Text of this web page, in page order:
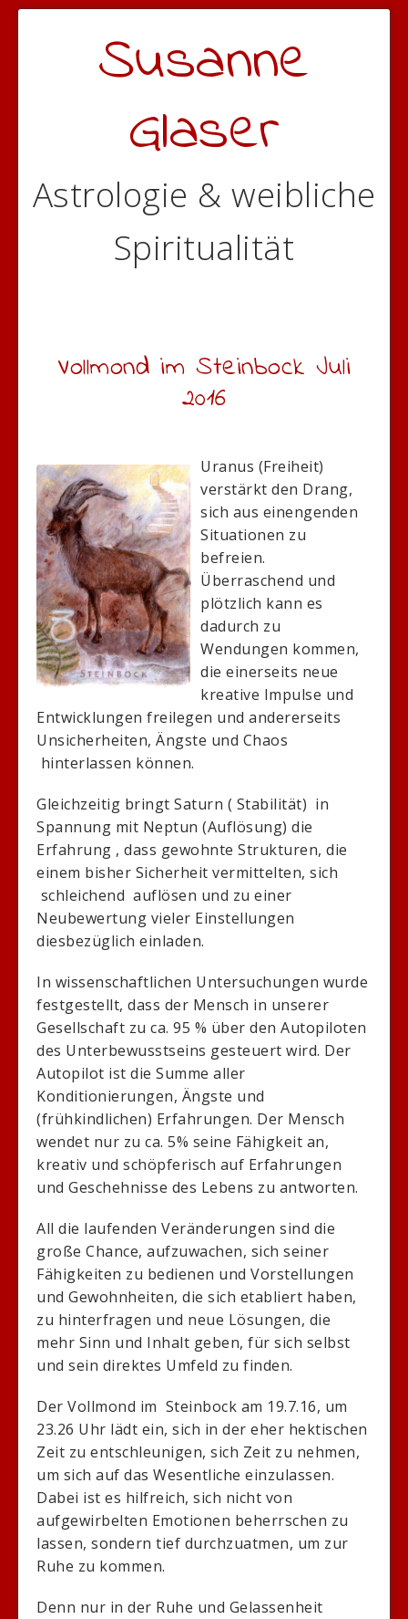
Susanne
Glaser
Astrologie & weibliche
Spiritualität
Vollmond im Steinbock Juli
2016
Uranus (Freiheit)
verstärkt den Drang,
sich aus einengenden
Situationen zu
befreien.
Überraschend und
plötzlich kann es
dadurch zu
Wendungen kommen,
die einerseits neue
kreative Impulse und
Entwicklungen freilegen und andererseits
Unsicherheiten, Ängste und Chaos
hinterlassen können.
Gleichzeitig bringt Saturn ( Stabilität) in
Spannung mit Neptun (Auflösung) die
Erfahrung , dass gewohnte Strukturen, die
einem bisher Sicherheit vermittelten, sich
schleichend auflösen und zu einer
Neubewertung vieler Einstellungen
diesbezüglich einladen.
In wissenschaftlichen Untersuchungen wurde
festgestellt, dass der Mensch in unserer
Gesellschaft zu ca. 95 % über den Autopiloten
des Unterbewusstseins gesteuert wird. Der
Autopilot ist die Summe aller
Konditionierungen, Ängste und
(frühkindlichen) Erfahrungen. Der Mensch
wendet nur zu ca. 5% seine Fähigkeit an,
kreativ und schöpferisch auf Erfahrungen
und Geschehnisse des Lebens zu antworten.
All die laufenden Veränderungen sind die
große Chance, aufzuwachen, sich seiner
Fähigkeiten zu bedienen und Vorstellungen
und Gewohnheiten, die sich etabliert haben,
zu hinterfragen und neue Lösungen, die
mehr Sinn und Inhalt geben, für sich selbst
und sein direktes Umfeld zu finden.
Der Vollmond im Steinbock am 19.7.16, um
23.26 Uhr lädt ein, sich in der eher hektischen
Zeit zu entschleunigen, sich Zeit zu nehmen,
um sich auf das Wesentliche einzulassen.
Dabei ist es hilfreich, sich nicht von
aufgewirbelten Emotionen beherrschen zu
lassen, sondern tief durchzuatmen, um zur
Ruhe zu kommen.
Denn nur in der Ruhe und Gelassenheit